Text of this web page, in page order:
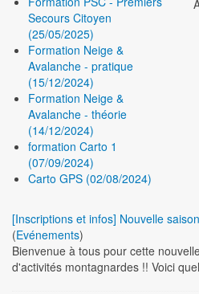
Secours Citoyen
(25/05/2025)
Formation Neige &
Avalanche - pratique
(15/12/2024)
Formation Neige &
Avalanche - théorie
(14/12/2024)
formation Carto 1
(07/09/2024)
Carto GPS (02/08/2024)
[Inscriptions et infos] Nouvelle
(Evénements)
Bienvenue à tous pour cette
d'activités montagnardes !! Voici